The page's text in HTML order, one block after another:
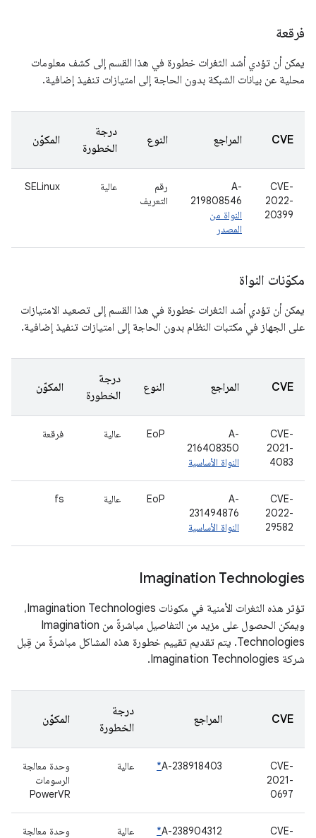
فرقعة
يمكن أن تؤدي أشد الثغرات خطورة في هذا القسم إلى كشف معلومات
محلية عن بيانات الشبكة بدون الحاجة إلى امتيازات تنفيذ إضافية.
CVE المراجع النوع
درجة
الخطورة
المكوّن
CVE-
2022-
20399
A-
219808546
النواة من
المصدر
رقم
التعريف
عالية SELinux
مكوّنات النواة
يمكن أن تؤدي أشد الثغرات خطورة في هذا القسم إلى تصعيد الامتيازات
على الجهاز في مكتبات النظام بدون الحاجة إلى امتيازات تنفيذ إضافية.
CVE المراجع النوع
درجة
الخطورة
المكوّن
CVE-
2021-
4083
A-
216408350
النواة الأساسية
EoP عالية فرقعة
CVE-
2022-
29582
A-
231494876
النواة الأساسية
EoP عالية fs
Imagination Technologies
تؤثر هذه الثغرات الأمنية في مكونات Imagination Technologies،
ويمكن الحصول على مزيد من التفاصيل مباشرةً من Imagination
Technologies. يتم تقديم تقييم خطورة هذه المشاكل مباشرةً من قِبل
شركة Imagination Technologies.
CVE المراجع
درجة
الخطورة
المكوّن
CVE-
2021-
0697
A-238918403
* عالية
وحدة معالجة
الرسومات
PowerVR
CVE-
A-238904312
* عالية
وحدة معالجة